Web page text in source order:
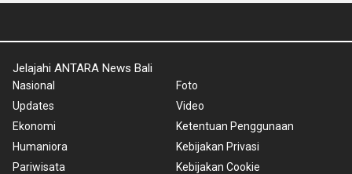
Jelajahi ANTARA News Bali
Nasional
Updates
Ekonomi
Humaniora
Pariwisata
Foto
Video
Ketentuan Penggunaan
Kebijakan Privasi
Kebijakan Cookie